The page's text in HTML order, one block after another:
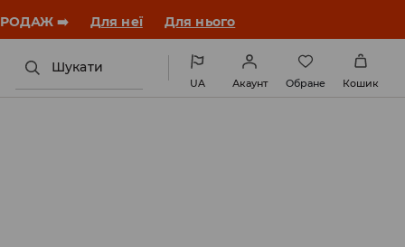
ЗАВАНТАЖИТИ ДОДАТОК
Шукати
UA Акаунт Обране Кошик